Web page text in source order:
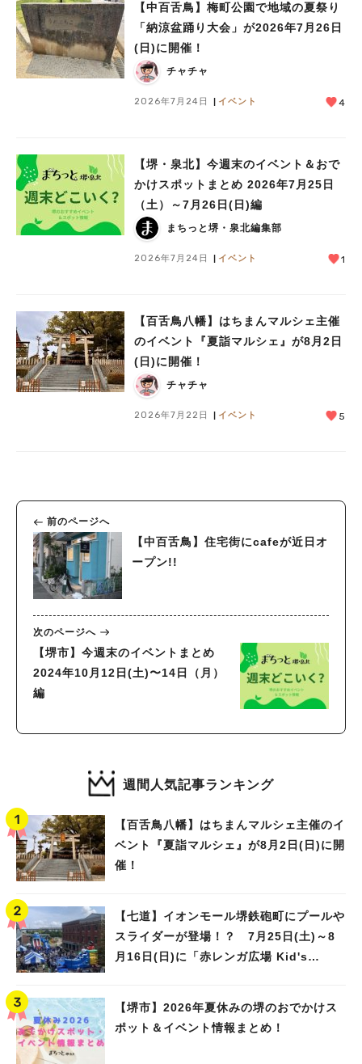
【中百舌鳥】梅町公園で地域の夏祭り
「納涼盆踊り大会」が2026年7月26日
(日)に開催！
チャチャ
2026年7月24日 イベント 4
【堺・泉北】今週末のイベント＆おで
かけスポットまとめ 2026年7月25日
（土）～7月26日(日)編
まちっと堺・泉北編集部
2026年7月24日 イベント 1
【百舌鳥八幡】はちまんマルシェ主催
のイベント『夏詣マルシェ』が8月2日
(日)に開催！
チャチャ
2026年7月22日 イベント 5
前のページへ
【中百舌鳥】住宅街にcafeが近日オ
ープン!!
次のページへ
【堺市】今週末のイベントまとめ
2024年10月12日(土)〜14日（月）
編
週間人気記事ランキング
【百舌鳥八幡】はちまんマルシェ主催のイ
ベント『夏詣マルシェ』が8月2日(日)に開
催！
【七道】イオンモール堺鉄砲町にプールや
スライダーが登場！？ 7月25日(土)～8
月16日(日)に「赤レンガ広場 Kid's
【堺市】2026年夏休みの堺のおでかけス
ポット＆イベント情報まとめ！